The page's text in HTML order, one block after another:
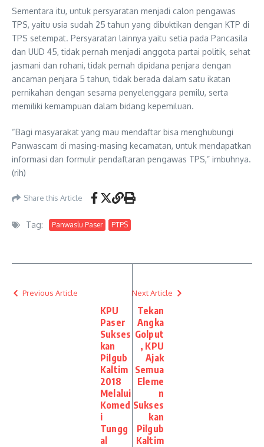
Sementara itu, untuk persyaratan menjadi calon pengawas
TPS, yaitu usia sudah 25 tahun yang dibuktikan dengan KTP di
TPS setempat. Persyaratan lainnya yaitu setia pada Pancasila
dan UUD 45, tidak pernah menjadi anggota partai politik, sehat
jasmani dan rohani, tidak pernah dipidana penjara dengan
ancaman penjara 5 tahun, tidak berada dalam satu ikatan
pernikahan dengan sesama penyelenggara pemilu, serta
memiliki kemampuan dalam bidang kepemiluan.
“Bagi masyarakat yang mau mendaftar bisa menghubungi
Panwascam di masing-masing kecamatan, untuk mendapatkan
informasi dan formulir pendaftaran pengawas TPS,” imbuhnya.
(rih)
Share this Article
Tag: Panwaslu Paser PTPS
Previous Article
KPU
Paser
Sukses
kan
Pilgub
Kaltim
2018
Melalui
Komed
i
Tungg
al
Next Article
Tekan
Angka
Golput
, KPU
Ajak
Semua
Eleme
n
Sukses
kan
Pilgub
Kaltim